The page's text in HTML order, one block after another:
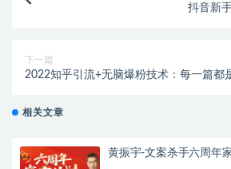
抖音新
下一篇
2022知乎引流+无脑爆粉技术：每一篇都
相关文章
黄振宇-文案杀手六周年